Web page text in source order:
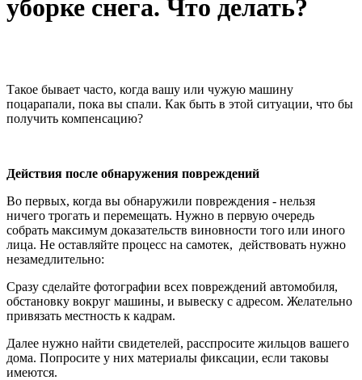
уборке снега. Что делать?
Такое бывает часто, когда вашу или чужую машину
поцарапали, пока вы спали. Как быть в этой ситуации, что бы
получить компенсацию?
Действия после обнаружения повреждений
Во первых, когда вы обнаружили повреждения - нельзя
ничего трогать и перемещать. Нужно в первую очередь
собрать максимум доказательств виновности того или иного
лица. Не оставляйте процесс на самотек, действовать нужно
незамедлительно:
Сразу сделайте фотографии всех повреждений автомобиля,
обстановку вокруг машины, и вывеску с адресом. Желательно
привязать местность к кадрам.
Далее нужно найти свидетелей, расспросите жильцов вашего
дома. Попросите у них материалы фиксации, если таковы
имеются.